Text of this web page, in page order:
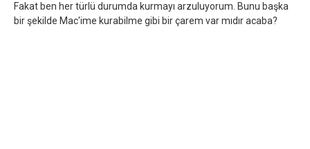
Fakat ben her türlü durumda kurmayı arzuluyorum. Bunu başka
bir şekilde Mac'ime kurabilme gibi bir çarem var mıdır acaba?